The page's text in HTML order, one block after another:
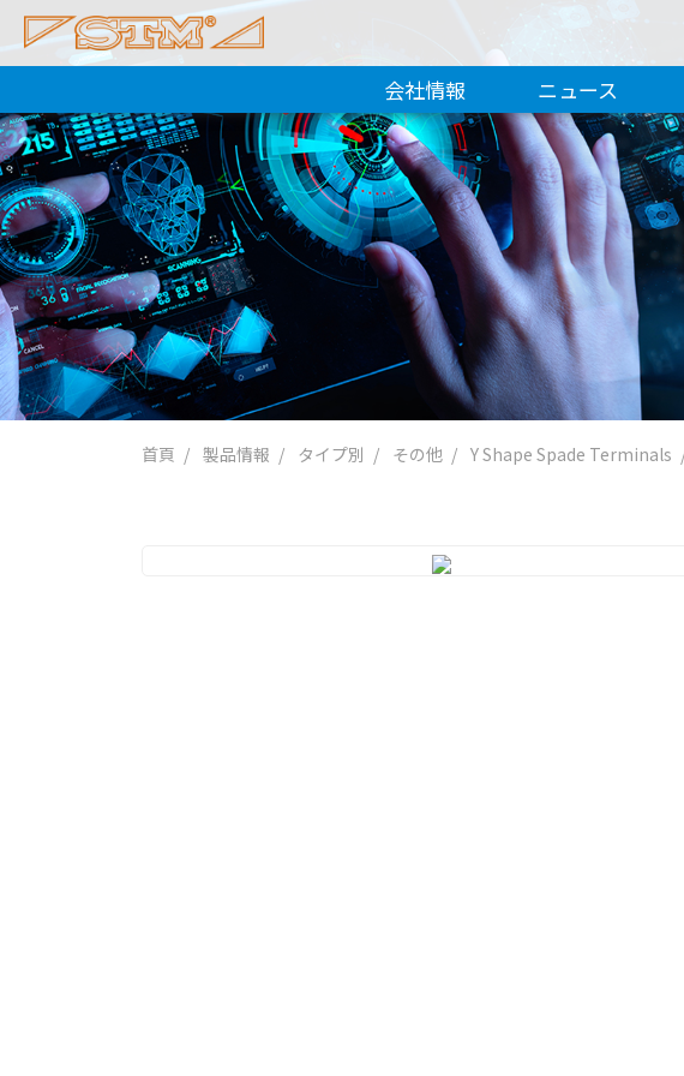
会社情報 ニュース
首頁 製品情報 タイプ別 その他 Y Shape Spade Terminals